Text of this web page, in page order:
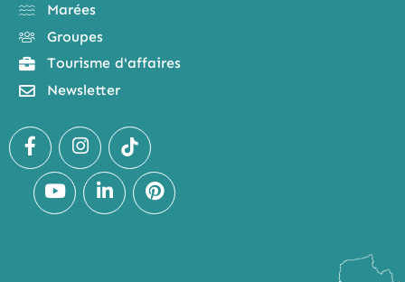
Marées
Groupes
Tourisme d'affaires
Newsletter